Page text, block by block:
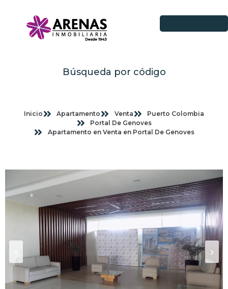
Búsqueda por código
Inicio Apartamento Venta
Puerto Colombia
Portal De Genoves
Apartamento en Venta en Portal De Genoves
›